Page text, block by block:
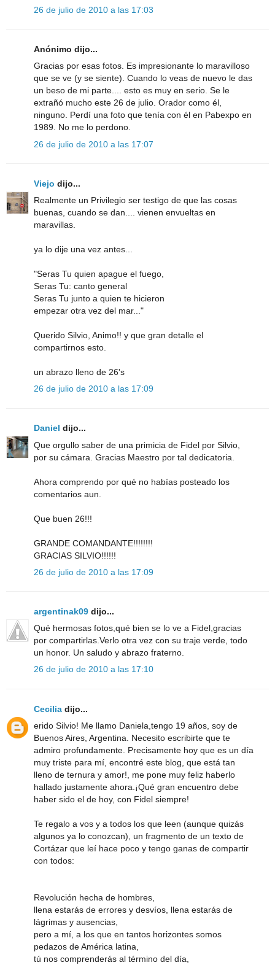
26 de julio de 2010 a las 17:03
Anónimo dijo...
Gracias por esas fotos. Es impresionante lo maravilloso
que se ve (y se siente). Cuando lo veas de nuevo le das
un beso de mi parte.... esto es muy en serio. Se le
extrañó mucho este 26 de julio. Orador como él,
ninguno. Perdí una foto que tenía con él en Pabexpo en
1989. No me lo perdono.
26 de julio de 2010 a las 17:07
Viejo dijo...
Realmente un Privilegio ser testigo de que las cosas
buenas, cuando se dan.... vienen envueltas en
maravillas.
ya lo dije una vez antes...
"Seras Tu quien apague el fuego,
Seras Tu: canto general
Seras Tu junto a quien te hicieron
empezar otra vez del mar..."
Querido Silvio, Animo!! y que gran detalle el
compartirnos esto.
un abrazo lleno de 26's
26 de julio de 2010 a las 17:09
Daniel dijo...
Que orgullo saber de una primicia de Fidel por Silvio,
por su cámara. Gracias Maestro por tal dedicatoria.
Ahora comprendo por qué no habías posteado los
comentarios aun.
Que buen 26!!!
GRANDE COMANDANTE!!!!!!!!
GRACIAS SILVIO!!!!!!
26 de julio de 2010 a las 17:09
argentinak09 dijo...
Qué hermosas fotos,qué bien se lo ve a Fidel,gracias
por compartirlas.Verlo otra vez con su traje verde, todo
un honor. Un saludo y abrazo fraterno.
26 de julio de 2010 a las 17:10
Cecilia dijo...
erido Silvio! Me llamo Daniela,tengo 19 años, soy de
Buenos Aires, Argentina. Necesito escribirte que te
admiro profundamente. Precisamente hoy que es un día
muy triste para mí, encontré este blog, que está tan
lleno de ternura y amor!, me pone muy feliz haberlo
hallado justamente ahora.¡Qué gran encuentro debe
haber sido el de hoy, con Fidel siempre!
Te regalo a vos y a todos los que leen (aunque quizás
algunos ya lo conozcan), un fragmento de un texto de
Cortázar que leí hace poco y tengo ganas de compartir
con todos:
Revolución hecha de hombres,
llena estarás de errores y desvíos, llena estarás de
lágrimas y ausencias,
pero a mí, a los que en tantos horizontes somos
pedazos de América latina,
tú nos comprenderás al término del día,